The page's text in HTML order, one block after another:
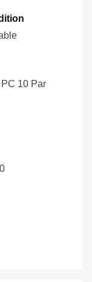
10 Par